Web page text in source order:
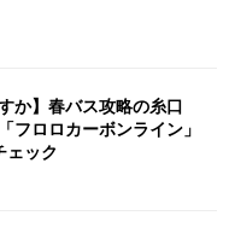
か】春バス攻略の糸口
フロロカーボンライン」
ェック